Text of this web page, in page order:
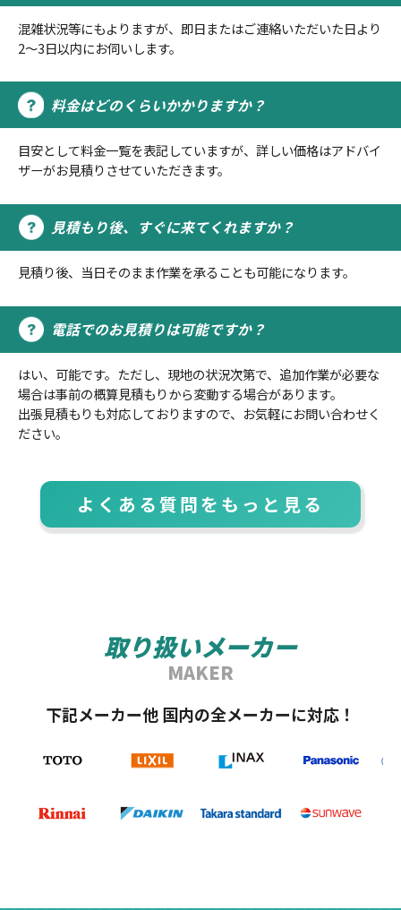
混雑状況等にもよりますが、即日またはご連絡いただいた日より
2～3日以内にお伺いします。
料金はどのくらいかかりますか？
目安として料金一覧を表記していますが、詳しい価格はアドバイ
ザーがお見積りさせていただきます。
見積もり後、すぐに来てくれますか？
見積り後、当日そのまま作業を承ることも可能になります。
電話でのお見積りは可能ですか？
はい、可能です。ただし、現地の状況次第で、追加作業が必要な
場合は事前の概算見積もりから変動する場合があります。
出張見積もりも対応しておりますので、お気軽にお問い合わせく
ださい。
よくある質問をもっと見る
取り扱いメーカー
MAKER
下記メーカー他 国内の全メーカーに対応！